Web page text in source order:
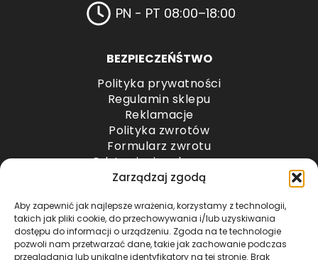
Zarządzaj zgodą
Aby zapewnić jak najlepsze wrażenia, korzystamy z technologii,
takich jak pliki cookie, do przechowywania i/lub uzyskiwania
dostępu do informacji o urządzeniu. Zgoda na te technologie
pozwoli nam przetwarzać dane, takie jak zachowanie podczas
przeglądania lub unikalne identyfikatory na tej stronie. Brak
PN - PT 08:00–18:00
BEZPIECZEŃŚTWO
Polityka prywatności
Regulamin sklepu
Reklamacje
Polityka zwrotów
Formularz zwrotu
Odstąpienie od umowy
Odstąpienie od umowy – przesyłki paletowe
METODY PŁATNOŚCI